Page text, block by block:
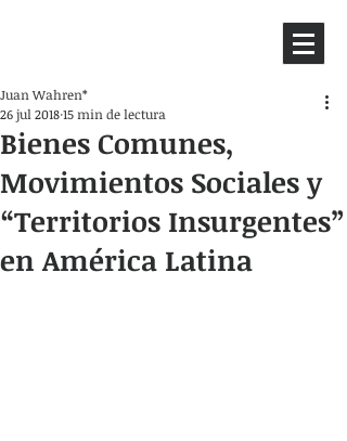
Bienes Comunes,
Movimientos Sociales y
“Territorios Insurgentes”
en América Latina
Juan Wahren*
26 jul 201815 min de lectura